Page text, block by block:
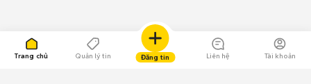
Trang chủ Quản lý tin Đăng tin Liên hệ Tài khoản